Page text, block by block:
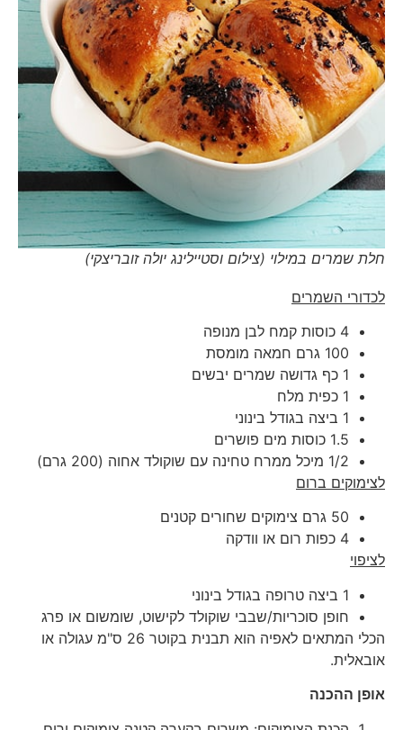
חלת שמרים במילוי (צילום וסטיילינג יולה זובריצקי)
לכדורי השמרים
4 כוסות קמח לבן מנופה
100 גרם חמאה מומסת
1 כף גדושה שמרים יבשים
1 כפית מלח
1 ביצה בגודל בינוני
1.5 כוסות מים פושרים
1/2 מיכל ממרח טחינה עם שוקולד אחוה (200 גרם)
לצימוקים ברום
50 גרם צימוקים שחורים קטנים
4 כפות רום או וודקה
לציפוי
1 ביצה טרופה בגודל בינוני
חופן סוכריות/שבבי שוקולד לקישוט, שומשום או פרג
הכלי המתאים לאפיה הוא תבנית בקוטר 26 ס"מ עגולה או
אובאלית.
אופן ההכנה